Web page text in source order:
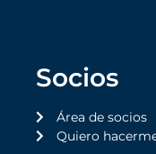
Socios
Área de socios
Quiero